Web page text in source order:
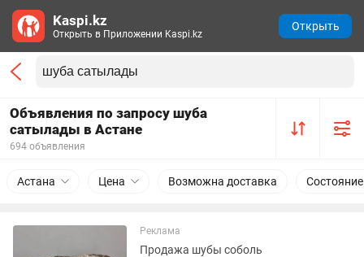
Объявления по запросу шуба
сатылады в Астане
694 объявления
Астана Цена Возможна доставка Состояние
Реклама
Продажа шубы соболь
Kaspi.kz
Открыть в Приложении Kaspi.kz
Открыть